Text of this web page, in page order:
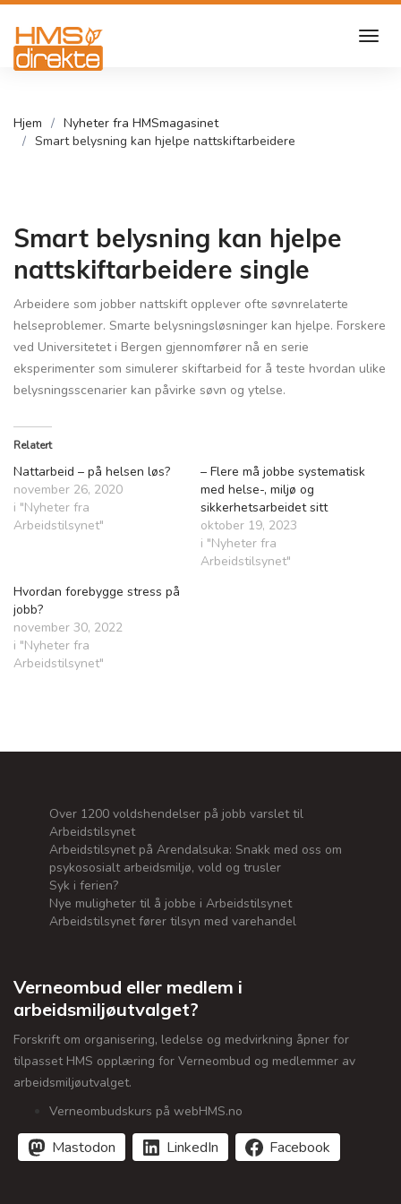
Hjem
Nyheter fra HMSmagasinet
Smart belysning kan hjelpe nattskiftarbeidere
Smart belysning kan hjelpe
nattskiftarbeidere single
Arbeidere som jobber nattskift opplever ofte søvnrelaterte
helseproblemer. Smarte belysningsløsninger kan hjelpe. Forskere
ved Universitetet i Bergen gjennomfører nå en serie
eksperimenter som simulerer skiftarbeid for å teste hvordan ulike
belysningsscenarier kan påvirke søvn og ytelse.
Relatert
Nattarbeid – på helsen løs?
november 26, 2020
i "Nyheter fra
Arbeidstilsynet"
– Flere må jobbe systematisk
med helse-, miljø og
sikkerhetsarbeidet sitt
oktober 19, 2023
i "Nyheter fra
Arbeidstilsynet"
Hvordan forebygge stress på
jobb?
november 30, 2022
i "Nyheter fra
Arbeidstilsynet"
Over 1200 voldshendelser på jobb varslet til
Arbeidstilsynet
Arbeidstilsynet på Arendalsuka: Snakk med oss om
psykososialt arbeidsmiljø, vold og trusler
Syk i ferien?
Nye muligheter til å jobbe i Arbeidstilsynet
Arbeidstilsynet fører tilsyn med varehandel
Verneombud eller medlem i
arbeidsmiljøutvalget?
Forskrift om organisering, ledelse og medvirkning åpner for
tilpasset HMS opplæring for Verneombud og medlemmer av
arbeidsmiljøutvalget.
Verneombudskurs på webHMS.no
Mastodon LinkedIn Facebook